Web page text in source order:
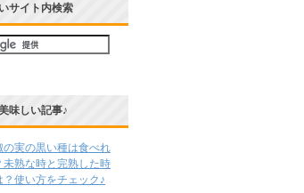
サイト内検索
味しい記事♪
の実の黒い種は食べれ
未熟な時と完熟した時
？使い方をチェック♪